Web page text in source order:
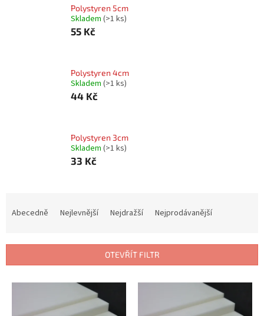
Polystyren 5cm
Skladem (>1 ks)
55 Kč
Polystyren 4cm
Skladem (>1 ks)
44 Kč
Polystyren 3cm
Skladem (>1 ks)
33 Kč
í
Abecedně Nejlevnější Nejdražší Nejprodávanější
OTEVŘÍT FILTR
V